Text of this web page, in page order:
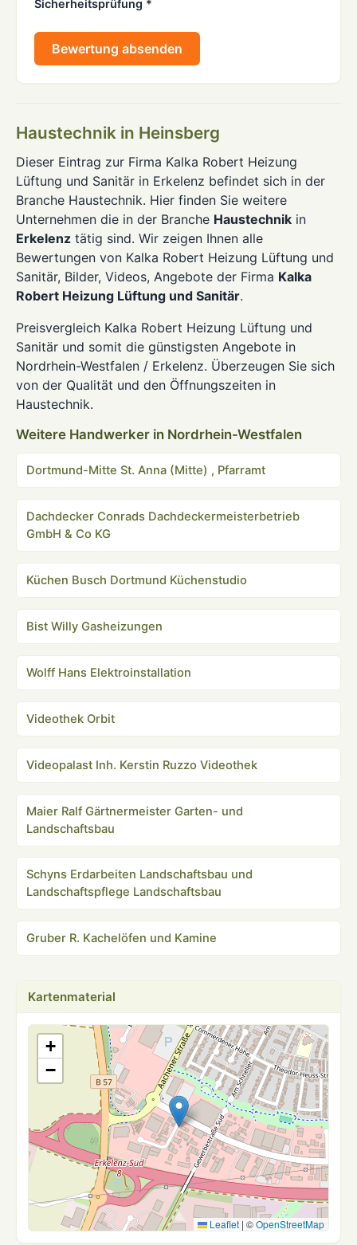
Sicherheitsprüfung *
Bewertung absenden
Haustechnik in Heinsberg
Dieser Eintrag zur Firma Kalka Robert Heizung
Lüftung und Sanitär in Erkelenz befindet sich in der
Branche Haustechnik. Hier finden Sie weitere
Unternehmen die in der Branche Haustechnik in
Erkelenz tätig sind. Wir zeigen Ihnen alle
Bewertungen von Kalka Robert Heizung Lüftung und
Sanitär, Bilder, Videos, Angebote der Firma Kalka
Robert Heizung Lüftung und Sanitär.
Preisvergleich Kalka Robert Heizung Lüftung und
Sanitär und somit die günstigsten Angebote in
Nordrhein-Westfalen / Erkelenz. Überzeugen Sie sich
von der Qualität und den Öffnungszeiten in
Haustechnik.
Weitere Handwerker in Nordrhein-Westfalen
Dortmund-Mitte St. Anna (Mitte) , Pfarramt
Dachdecker Conrads Dachdeckermeisterbetrieb
GmbH & Co KG
Küchen Busch Dortmund Küchenstudio
Bist Willy Gasheizungen
Wolff Hans Elektroinstallation
Videothek Orbit
Videopalast Inh. Kerstin Ruzzo Videothek
Maier Ralf Gärtnermeister Garten- und
Landschaftsbau
Schyns Erdarbeiten Landschaftsbau und
Landschaftspflege Landschaftsbau
Gruber R. Kachelöfen und Kamine
Kartenmaterial
+
−
Leaflet | ©OpenStreetMap